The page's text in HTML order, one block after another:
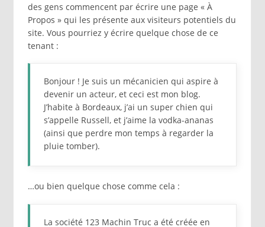
des gens commencent par écrire une page « À
Propos » qui les présente aux visiteurs potentiels du
site. Vous pourriez y écrire quelque chose de ce
tenant :
Bonjour ! Je suis un mécanicien qui aspire à
devenir un acteur, et ceci est mon blog.
J’habite à Bordeaux, j’ai un super chien qui
s’appelle Russell, et j’aime la vodka-ananas
(ainsi que perdre mon temps à regarder la
pluie tomber).
…ou bien quelque chose comme cela :
La société 123 Machin Truc a été créée en